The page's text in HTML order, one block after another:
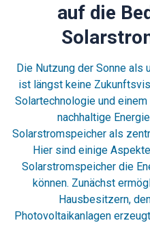
auf die
Die Nutzung der Sonne als
ist längst keine
Solartechnologie und
nachhaltige
Solarstromspeicher als
Hier sind einige
Solarstromspeicher die
können. Zunächst
Hausbesitzern,
Photovoltaikanlagen